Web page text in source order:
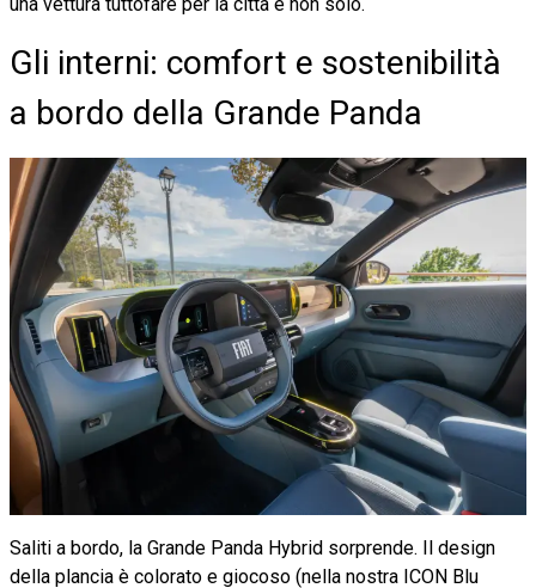
Gli interni: comfort e sostenibilità
a bordo della Grande Panda
Saliti a bordo, la Grande Panda Hybrid sorprende. Il design
della plancia è colorato e giocoso (nella nostra ICON Blu